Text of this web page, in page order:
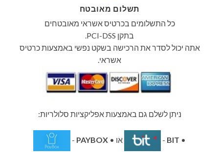
תשלום מאובטח
כל התשלומים בכרטיס אשראי מאובטחים
בתקן PCI-DSS.
אתה יכול לסדר את הרכישה בשקט נפשי באמצעות כרטיס
אשראי.
ניתן לשלם גם באמצעות אפליקציות סלולריות:
•
BIT
- או •PAYBOX
-